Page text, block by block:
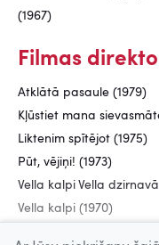
(1967)
Filmas
Atklātā pasaule (1979)
Kļūstiet mana
Liktenim spītējot (1975)
Pūt, vējiņi! (1973)
Vella kalpi Vella
Vella kalpi (1970)